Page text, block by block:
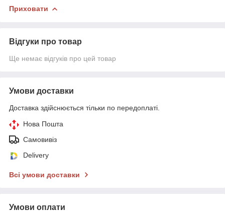
Приховати
Відгуки про товар
Ще немає відгуків про цей товар
Умови доставки
Доставка здійснюється тільки по передоплаті.
Нова Пошта
Самовивіз
Delivery
Всі умови доставки
Умови оплати